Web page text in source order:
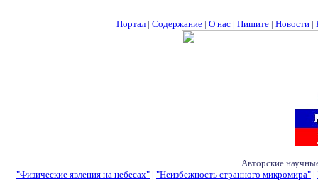
Портал| Содержание| О нас| Пишите| Новости|
Авторские
"Физические явления на небесах" | "Неизбежность странного микромира" |